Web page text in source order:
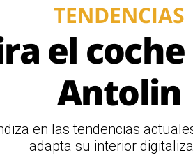
TENDENCIAS
el
Antolin
en las tendencias
adapta su interior